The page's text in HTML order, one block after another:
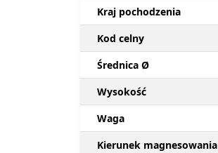
Kraj pochodzenia
Kod celny
Średnica Ø
Wysokość
Waga
Kierunek magnesowania